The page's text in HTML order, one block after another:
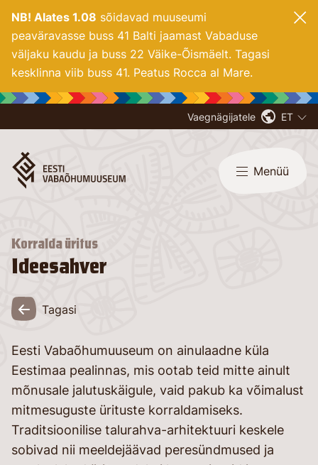
NB! Alates 1.08 sõidavad muuseumi
peaväravasse buss 41 Balti jaamast Vabaduse
väljaku kaudu ja buss 22 Väike-Õismäelt. Tagasi
kesklinna viib buss 41. Peatus Rocca al Mare.
Vaegnägijatele ET
Menüü
Korralda üritus
Ideesahver
Tagasi
Eesti Vabaõhumuuseum on ainulaadne küla
Eestimaa pealinnas, mis ootab teid mitte ainult
mõnusale jalutuskäigule, vaid pakub ka võimalust
mitmesuguste ürituste korraldamiseks.
Traditsioonilise talurahva-arhitektuuri keskele
sobivad nii meeldejäävad peresündmused ja